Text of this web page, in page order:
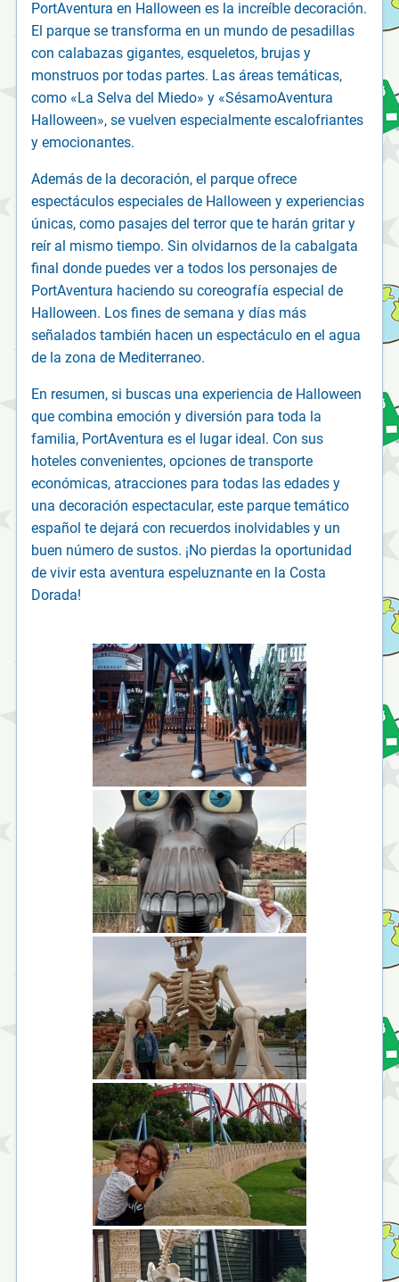
PortAventura en Halloween es la increíble decoración.
El parque se transforma en un mundo de pesadillas
con calabazas gigantes, esqueletos, brujas y
monstruos por todas partes. Las áreas temáticas,
como «La Selva del Miedo» y «SésamoAventura
Halloween», se vuelven especialmente escalofriantes
y emocionantes.
Además de la decoración, el parque ofrece
espectáculos especiales de Halloween y experiencias
únicas, como pasajes del terror que te harán gritar y
reír al mismo tiempo. Sin olvidarnos de la cabalgata
final donde puedes ver a todos los personajes de
PortAventura haciendo su coreografía especial de
Halloween. Los fines de semana y días más
señalados también hacen un espectáculo en el agua
de la zona de Mediterraneo.
En resumen, si buscas una experiencia de Halloween
que combina emoción y diversión para toda la
familia, PortAventura es el lugar ideal. Con sus
hoteles convenientes, opciones de transporte
económicas, atracciones para todas las edades y
una decoración espectacular, este parque temático
español te dejará con recuerdos inolvidables y un
buen número de sustos. ¡No pierdas la oportunidad
de vivir esta aventura espeluznante en la Costa
Dorada!